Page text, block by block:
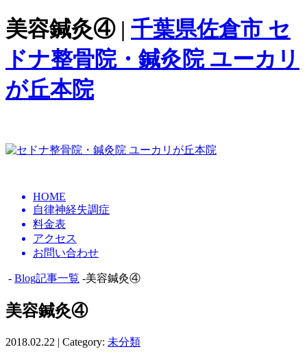
美容鍼灸④ | 千葉県佐倉市 セ
ドナ整骨院・鍼灸院 ユーカリ
が丘本院
HOME
自律神経失調症
料金表
アクセス
お問い合わせ
- Blog記事一覧 -美容鍼灸④
美容鍼灸④
2018.02.22 | Category: 未分類